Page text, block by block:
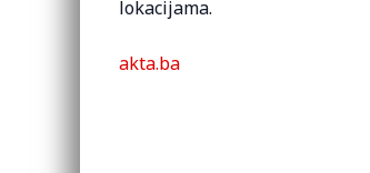
lokacijama.
akta.ba